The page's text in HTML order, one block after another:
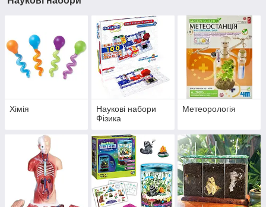
Хімія
Наукові набори
Фізика
Метеорологія